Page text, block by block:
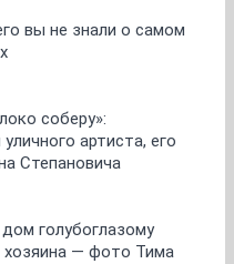
вы не знали о самом
соберу»:
артиста, его
Степановича
голубоглазому
хозяина — фото Тима